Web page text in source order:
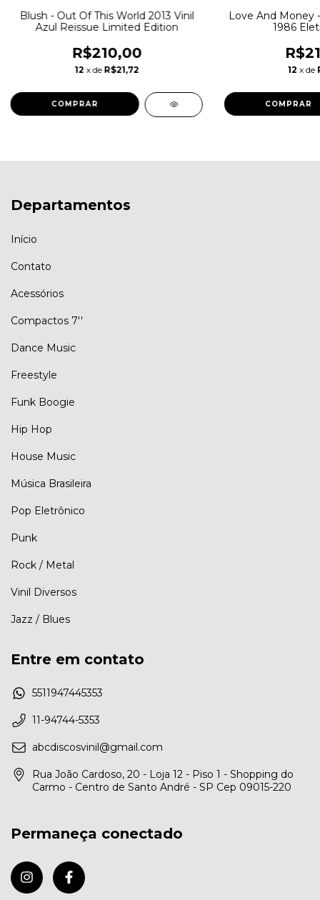
Blush - Out Of This World 2013 Vinil
Azul Reissue Limited Edition
R$210,00
12 x de R$21,72
Love And Money
1986
12 x de
Departamentos
Início
Contato
Acessórios
Compactos 7''
Dance Music
Freestyle
Funk Boogie
Hip Hop
House Music
Música Brasileira
Pop Eletrônico
Punk
Rock / Metal
Vinil Diversos
Jazz / Blues
Entre em contato
5511947445353
11-94744-5353
abcdiscosvinil@gmail.com
Rua João Cardoso, 20 - Loja 12 - Piso 1 - Shopping do
Carmo - Centro de Santo André - SP Cep 09015-220
Permaneça conectado